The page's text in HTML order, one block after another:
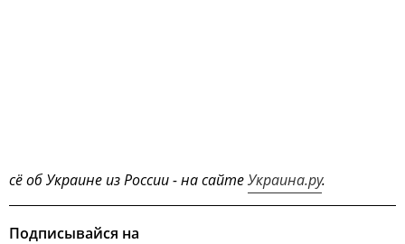
сё об Украине из России - на сайтеУкраина.ру.
Подписывайся на